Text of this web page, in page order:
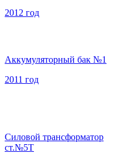
2012 год
Аккумуляторный бак №1
2011 год
Силовой трансформатор
ст.№5Т